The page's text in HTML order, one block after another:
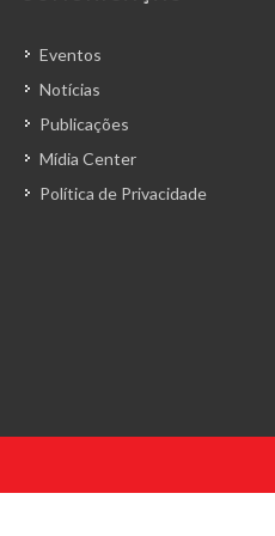
Eventos
Notícias
Publicações
Mídia Center
Política de Privacidade